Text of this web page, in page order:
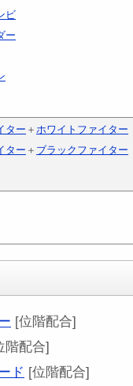
ビ
ー
ター ＋ ホワイトファイター
ター ＋ ブラックファイター
[位階配合]
階配合]
ド [位階配合]